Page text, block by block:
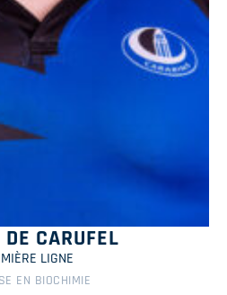
CARUFEL
LIGNE
EN BIOCHIMIE